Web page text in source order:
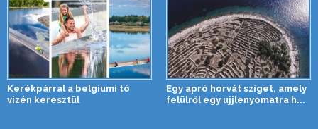
Kerékpárral a belgiumi tó
vizén keresztül
Egy apró horvát sziget, amely
felülről egy ujjlenyomatra h...